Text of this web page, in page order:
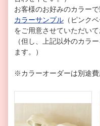
お客様のお好みのカラー
カラーサンプル （ピンク
をご用意させていただいて
（但し、上記以外のカラ
ます。）
※カラーオーダーは別途費